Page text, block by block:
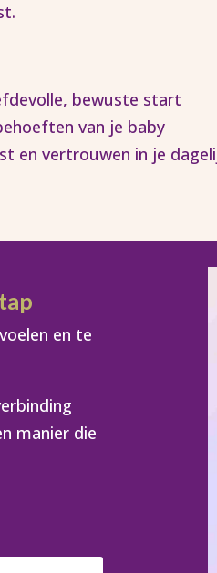
bewuste start
van je baby
en vertrouwen in je
en te
manier die